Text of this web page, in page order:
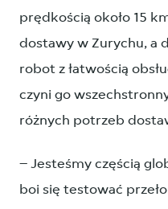
prędkością około 15
dostawy w Zurychu, a
robot z łatwością
czyni go
różnych potrzeb
– Jesteśmy częścią
boi się testować